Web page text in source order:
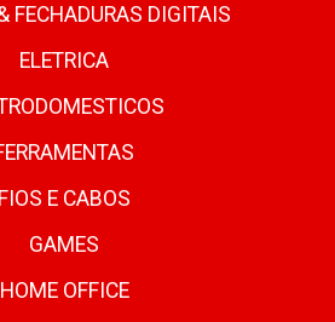
FECHADURAS DIGITAIS
ELETRICA
FIOS E CABOS
GAMES
HOME OFFICE